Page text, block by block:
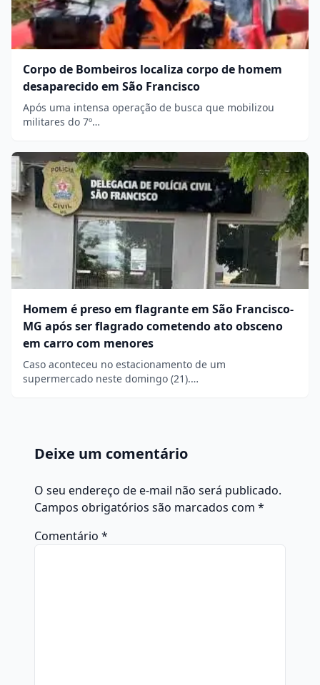
Corpo de Bombeiros localiza corpo de homem
desaparecido em São Francisco
Após uma intensa operação de busca que mobilizou
militares do 7º…
Homem é preso em flagrante em São Francisco-
MG após ser flagrado cometendo ato obsceno
em carro com menores
Caso aconteceu no estacionamento de um
supermercado neste domingo (21).…
Deixe um comentário
O seu endereço de e-mail não será publicado.
Campos obrigatórios são marcados com *
Comentário *